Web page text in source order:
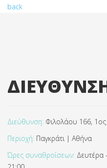
back
Διεύθυνση: Φιλολάου 166,
Περιοχή: Παγκράτι | Αθήνα
Ώρες συναθροίσεων: Δευτέρα